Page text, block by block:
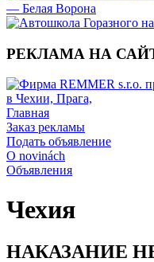
РЕКЛАМА НА
Главная
Заказ рекламы
Подать объявление
O novinách
Объявления
Чехия
НАКАЗАНИЕ